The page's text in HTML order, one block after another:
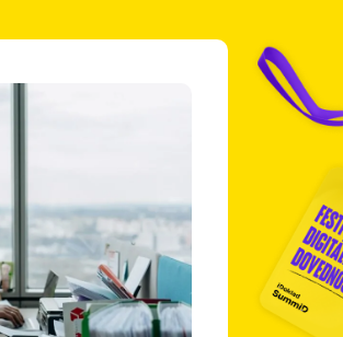
akademii.